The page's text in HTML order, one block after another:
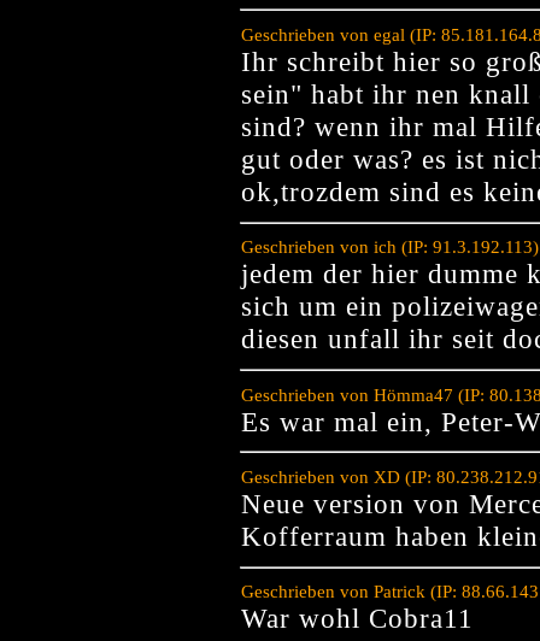
Geschrieben von egal (IP:
Ihr schreibt hier so
sein" habt ihr nen
sind? wenn ihr mal
gut oder was? es ist
ok,trozdem sind es
Geschrieben von ich (IP:
jedem der hier dumme
sich um ein
diesen unfall ihr seit
Geschrieben von Hömma47 (IP:
Es war mal ein, Peter-
Geschrieben von XD (IP:
Neue version von
Kofferraum haben
Geschrieben von Patrick (IP:
War wohl Cobra11